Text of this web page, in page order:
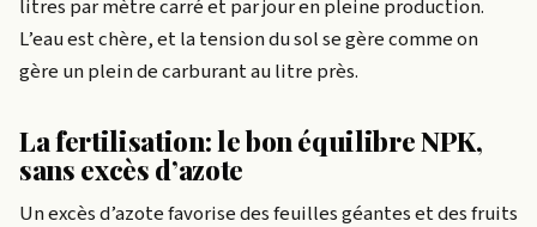
litres par mètre carré et par jour en pleine production.
L’eau est chère, et la tension du sol se gère comme on
gère un plein de carburant au litre près.
La fertilisation: le bon équilibre NPK,
sans excès d’azote
Un excès d’azote favorise des feuilles géantes et des fruits